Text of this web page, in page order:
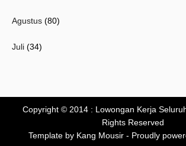
Agustus (80)
Juli (34)
Copyright © 2014 : Lowongan Kerja
Rights Reserved
Template by Kang Mousir- Proudly